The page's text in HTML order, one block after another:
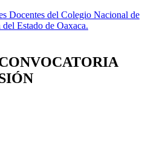
Docentes del Colegio Nacional de
Estado de Oaxaca.